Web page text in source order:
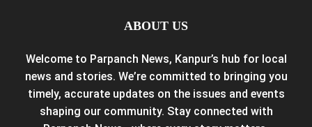
ABOUT US
Welcome to Parpanch News, Kanpur’s hub for local
news and stories. We’re committed to bringing you
timely, accurate updates on the issues and events
shaping our community. Stay connected with